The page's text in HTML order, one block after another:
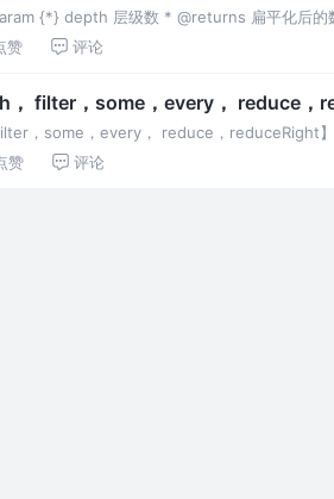
{*} depth 层级数 * @returns 扁平化后
赞 评论
， filter，some，every， reduce，
，some，every， reduce，reduceRight
赞 评论